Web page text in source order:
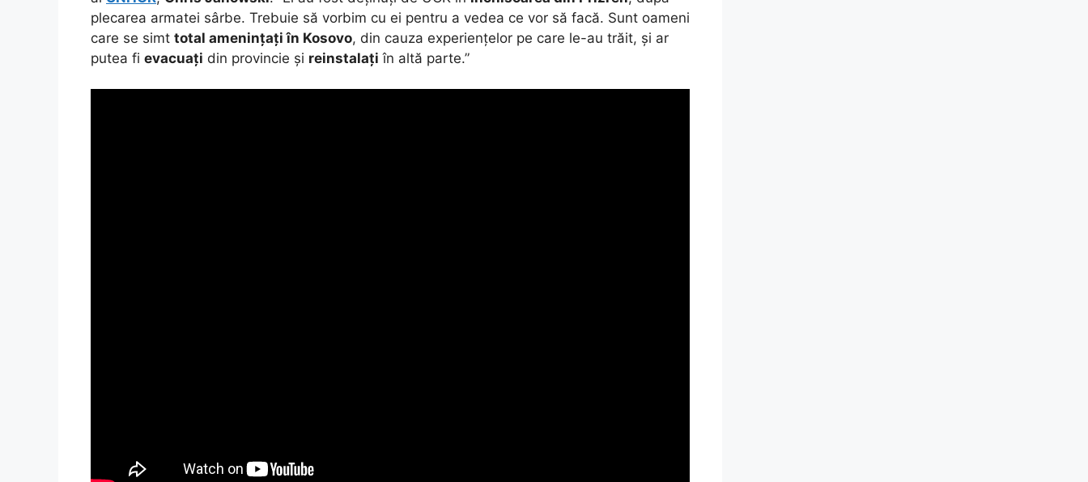
plecarea armatei sârbe. Trebuie să vorbim cu ei pentru a vedea ce vor să facă. Sunt oameni
care se simt total amenințați în Kosovo, din cauza experiențelor pe care le-au trăit, și ar
putea fi evacuați din provincie și reinstalați în altă parte.”